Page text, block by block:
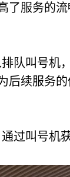
了服务的流
队叫号机，
后续服务的
过叫号机